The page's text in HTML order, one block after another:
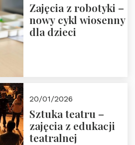
Zajęcia z robotyki –
nowy cykl wiosenny
dla dzieci
20/01/2026
Sztuka teatru –
zajęcia z edukacji
teatralnej